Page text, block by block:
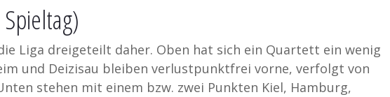
Liga dreigeteilt daher. Oben hat sich ein Quartett ein wenig
und Deizisau bleiben verlustpunktfrei vorne, verfolgt von
stehen mit einem bzw. zwei Punkten Kiel, Hamburg,